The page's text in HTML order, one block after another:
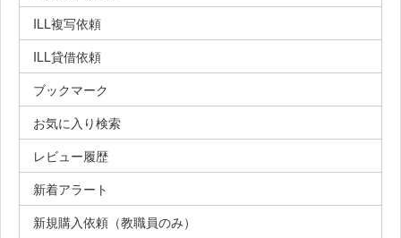
ILL複写依頼
ILL貸借依頼
ブックマーク
お気に入り検索
レビュー履歴
新着アラート
新規購入依頼（教職員のみ）